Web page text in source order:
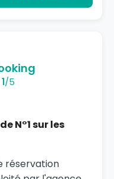
1/5
N°1 sur les
réservation